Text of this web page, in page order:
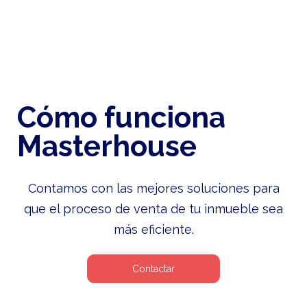
Cómo funciona
Masterhouse
Contamos con las mejores soluciones para
que el proceso de venta de tu inmueble sea
más eficiente.
Contactar